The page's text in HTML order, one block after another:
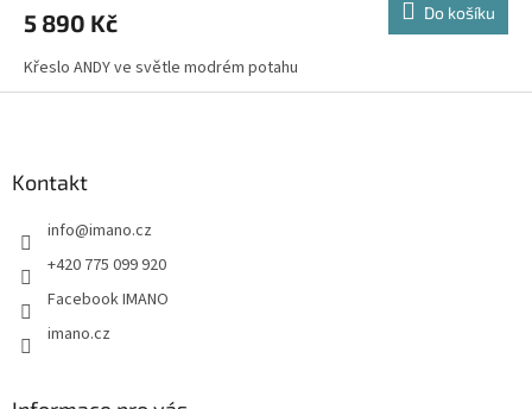
5 890 Kč Do košíku
Křeslo ANDY ve světle modrém potahu
Kontakt
info@imano.cz
+420 775 099 920
Facebook IMANO
imano.cz